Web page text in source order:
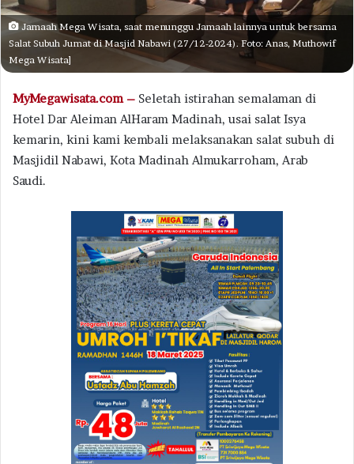
Jamaah Mega Wisata, saat menunggu Jamaah lainnya untuk bersama
Salat Subuh Jumat di Masjid Nabawi (27/12-2024). Foto: Anas, Muthowif
Mega Wisata]
MyMegawisata.com – Seletah istirahan semalaman di
Hotel Dar Aleiman AlHaram Madinah, usai salat Isya
kemarin, kini kami kembali melaksanakan salat subuh di
Masjidil Nabawi, Kota Madinah Almukarroham, Arab
Saudi.